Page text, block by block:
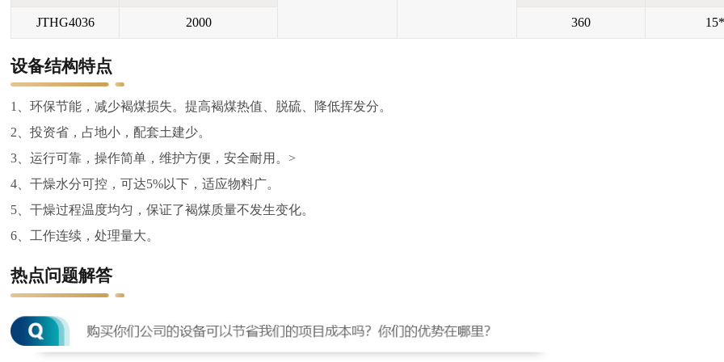
JTHG4036 2000 360
设备结构特点
1、环保节能，减少褐煤损失。提高褐煤热值、脱硫、降低挥发分。
2、投资省，占地小，配套土建少。
3、运行可靠，操作简单，维护方便，安全耐用。>
4、干燥水分可控，可达5%以下，适应物料广。
5、干燥过程温度均匀，保证了褐煤质量不发生变化。
6、工作连续，处理量大。
热点问题解答